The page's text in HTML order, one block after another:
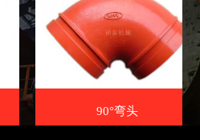
90°弯头